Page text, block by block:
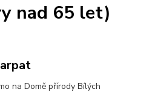
nad 65 let)
na Domě přírody Bílých